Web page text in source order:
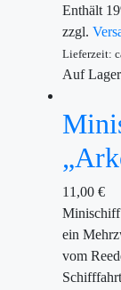
Enthält
zzgl.
Lieferzeit:
Auf Lager
11,00 €
Minischiff
ein
vom